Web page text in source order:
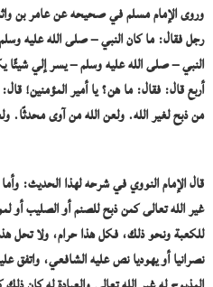
وروى الإمام مسلم في صحيحهعن عامر بن
رجل فقال: ما كان النبي – صلى الله عليه
النبي – صلى الله عليه وسلم – يسر إلي شيئًا
أربع قال: فقال: ما هن؟ يا أمير المؤمنين!
من ذبح لغير الله. ولعن الله من آوى محدثًا.
قال الإمام النووي في شرحه لهذا الحديث: وأما
غير الله تعالى كمن ذبح للصنم أو الصليب
للكعبة ونحو ذلك، فكل هذا حرام، ولا تحل
نصرانيا أو يهوديا نص عليه الشافعي، واتفق